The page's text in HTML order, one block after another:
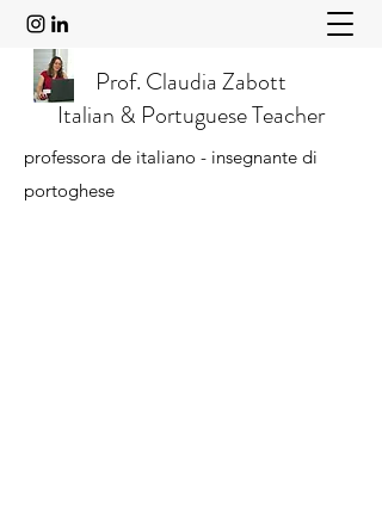
Prof. Claudia Zabott
Italian & Portuguese Teacher
professora de italiano - insegnante di
portoghese